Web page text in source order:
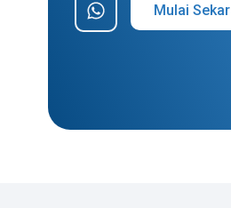
Mulai